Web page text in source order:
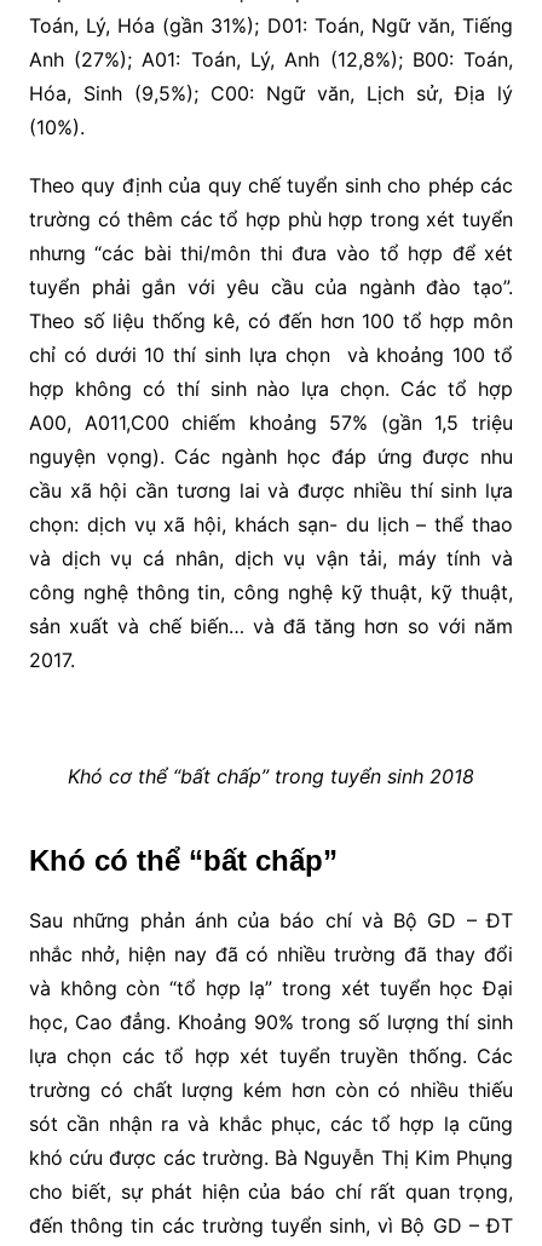
Toán, Lý, Hóa (gần 31%); D01: Toán, Ngữ văn, Tiếng
Anh (27%); A01: Toán, Lý, Anh (12,8%); B00: Toán,
Hóa, Sinh (9,5%); C00: Ngữ văn, Lịch sử, Địa lý
(10%).
Theo quy định của quy chế tuyển sinh cho phép các
trường có thêm các tổ hợp phù hợp trong xét tuyển
nhưng “các bài thi/môn thi đưa vào tổ hợp để xét
tuyển phải gắn với yêu cầu của ngành đào tạo”.
Theo số liệu thống kê, có đến hơn 100 tổ hợp môn
chỉ có dưới 10 thí sinh lựa chọn và khoảng 100 tổ
hợp không có thí sinh nào lựa chọn. Các tổ hợp
A00, A011,C00 chiếm khoảng 57% (gần 1,5 triệu
nguyện vọng). Các ngành học đáp ứng được nhu
cầu xã hội cần tương lai và được nhiều thí sinh lựa
chọn: dịch vụ xã hội, khách sạn- du lịch – thể thao
và dịch vụ cá nhân, dịch vụ vận tải, máy tính và
công nghệ thông tin, công nghệ kỹ thuật, kỹ thuật,
sản xuất và chế biến… và đã tăng hơn so với năm
2017.
Khó cơ thể “bất chấp” trong tuyển sinh 2018
Khó có thể “bất chấp”
Sau những phản ánh của báo chí và Bộ GD – ĐT
nhắc nhở, hiện nay đã có nhiều trường đã thay đổi
và không còn “tổ hợp lạ” trong xét tuyển học Đại
học, Cao đẳng. Khoảng 90% trong số lượng thí sinh
lựa chọn các tổ hợp xét tuyển truyền thống. Các
trường có chất lượng kém hơn còn có nhiều thiếu
sót cần nhận ra và khắc phục, các tổ hợp lạ cũng
khó cứu được các trường. Bà Nguyễn Thị Kim Phụng
cho biết, sự phát hiện của báo chí rất quan trọng,
đến thông tin các trường tuyển sinh, vì Bộ GD – ĐT